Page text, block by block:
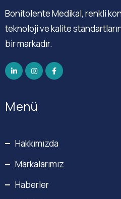
Bonitolente Medikal, renkli
teknoloji ve kalite
bir markadır.
Menü
Hakkımızda
Markalarımız
Haberler